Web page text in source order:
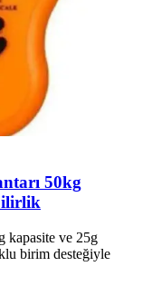
50kg
kapasite ve 25g
birim desteğiyle